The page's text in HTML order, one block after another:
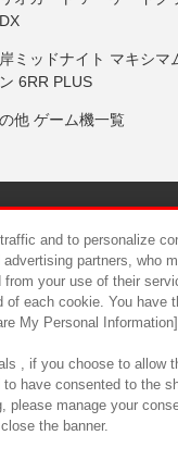
ミッドナイト マキシマ
6RR PLUS
他 ゲーム機一覧
供について カスタマ
and to personalize
partners, who
your use of their
each cookie. You have
My Personal
, if you choose to allow
have consented to the
please manage your
the banner.